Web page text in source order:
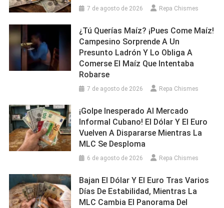
7 de agosto de 2026 Repa Chismes
¿Tú Querías Maíz? ¡Pues Come Maíz!
Campesino Sorprende A Un
Presunto Ladrón Y Lo Obliga A
Comerse El Maíz Que Intentaba
Robarse
7 de agosto de 2026 Repa Chismes
¡Golpe Inesperado Al Mercado
Informal Cubano! El Dólar Y El Euro
Vuelven A Dispararse Mientras La
MLC Se Desploma
6 de agosto de 2026 Repa Chismes
Bajan El Dólar Y El Euro Tras Varios
Días De Estabilidad, Mientras La
MLC Cambia El Panorama Del